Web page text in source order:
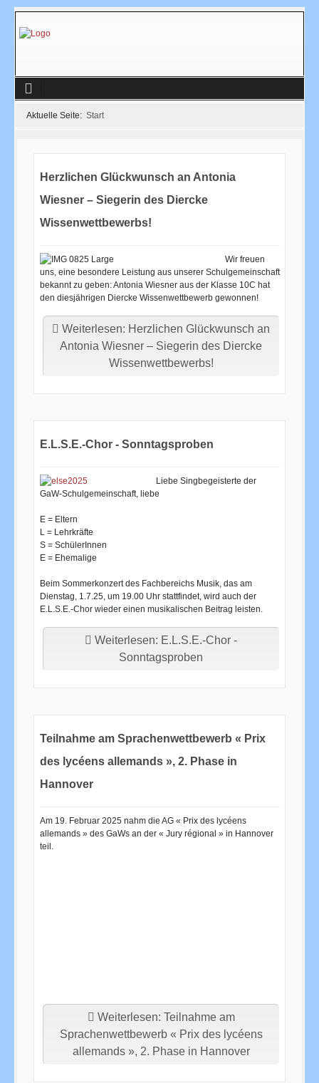
Aktuelle Seite: Start
Herzlichen Glückwunsch an Antonia
Wiesner – Siegerin des Diercke
Wissenwettbewerbs!
Wir freuen
uns, eine besondere Leistung aus unserer Schulgemeinschaft
bekannt zu geben: Antonia Wiesner aus der Klasse 10C hat
den diesjährigen Diercke Wissenwettbewerb gewonnen!
Weiterlesen: Herzlichen Glückwunsch an
Antonia Wiesner – Siegerin des Diercke
Wissenwettbewerbs!
E.L.S.E.-Chor - Sonntagsproben
Liebe Singbegeisterte der
GaW-Schulgemeinschaft, liebe
E = Eltern
L = Lehrkräfte
S = SchülerInnen
E = Ehemalige
Beim Sommerkonzert des Fachbereichs Musik, das am
Dienstag, 1.7.25, um 19.00 Uhr stattfindet, wird auch der
E.L.S.E.-Chor wieder einen musikalischen Beitrag leisten.
Weiterlesen: E.L.S.E.-Chor -
Sonntagsproben
Teilnahme am Sprachenwettbewerb « Prix
des lycéens allemands », 2. Phase in
Hannover
Am 19. Februar 2025 nahm die AG « Prix des lycéens
allemands » des GaWs an der « Jury régional » in Hannover
teil.
Weiterlesen: Teilnahme am
Sprachenwettbewerb « Prix des lycéens
allemands », 2. Phase in Hannover